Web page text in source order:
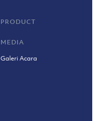
PRODUCT
MEDIA
Galeri Acara